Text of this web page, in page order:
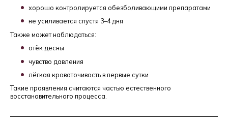
хорошо контролируется обезболивающими препаратами
не усиливается спустя 3–4 дня
Также может наблюдаться:
отёк десны
чувство давления
лёгкая кровоточивость в первые сутки
Такие проявления считаются частью естественного
восстановительного процесса.